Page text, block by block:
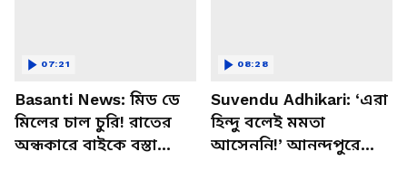
Basanti News: মিড ডে
মিলের চাল চুরি! রাতের
অন্ধকারে বাইকে বস্তা
07:21
Suvendu Adhikari: ‘এরা
হিন্দু বলেই মমতা
আসেননি!’ আনন্দপুরে
08:28